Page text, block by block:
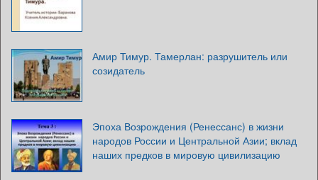
Амир Тимур. Тамерлан: разрушитель или
созидатель
Эпоха Возрождения (Ренессанс) в жизни
народов России и Центральной Азии; вклад
наших предков в мировую цивилизацию